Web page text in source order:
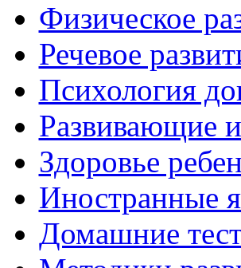
Физическое
Речевое
Психология
Развивающие
Здоровье
Иностранные
Домашние